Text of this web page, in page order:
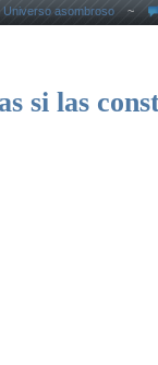
sueña
hacer era
lejanas y
muchos
el cielo